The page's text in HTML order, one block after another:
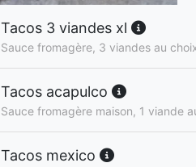
Tacos 3 viandes xl
Sauce fromagère, 3 viandes au
Tacos acapulco
Sauce fromagère maison, 1 viande
Tacos mexico